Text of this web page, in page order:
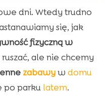
zapachów
dni. Wtedy trudno
się, jak
fizyczną w
ale nie chcemy
zabawyw domu
po parku latem.